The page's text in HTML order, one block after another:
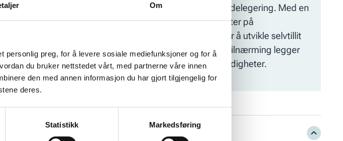
Om
preg, for å levere sosiale mediefunksjoner og for å
du bruker nettstedet vårt, med partnerne våre innen
den med annen informasjon du har gjort tilgjengelig for
deres.
Statistikk Markedsføring
møteledelse, samt kommunikasjon og delegering. Med en
og debattsport, har Annika demonstrert sine ferdigheter på
trening er nøkkelen til suksess. Dette gjelder både for å utvikle selvtillit
kontinuerlig tilbakemelding. Med en praksis orientert tilnærming legger
deltakerne til å praktisere og vokse i sine ferdigheter.